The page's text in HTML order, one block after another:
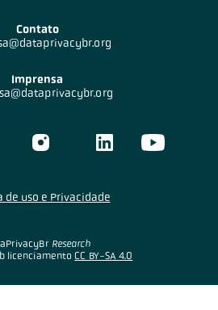
Contato
Imprensa
Research
licenciamento CC BY-SA 4.0
de uso e Privacidade